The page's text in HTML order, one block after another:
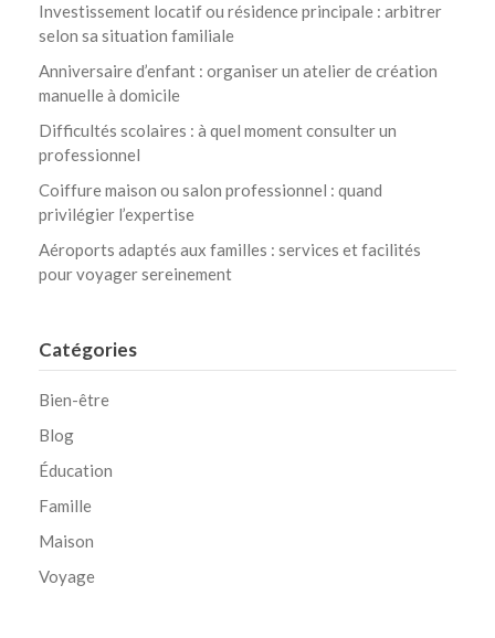
Investissement locatif ou résidence principale : arbitrer
selon sa situation familiale
Anniversaire d’enfant : organiser un atelier de création
manuelle à domicile
Difficultés scolaires : à quel moment consulter un
professionnel
Coiffure maison ou salon professionnel : quand
privilégier l’expertise
Aéroports adaptés aux familles : services et facilités
pour voyager sereinement
Catégories
Bien-être
Blog
Éducation
Famille
Maison
Voyage